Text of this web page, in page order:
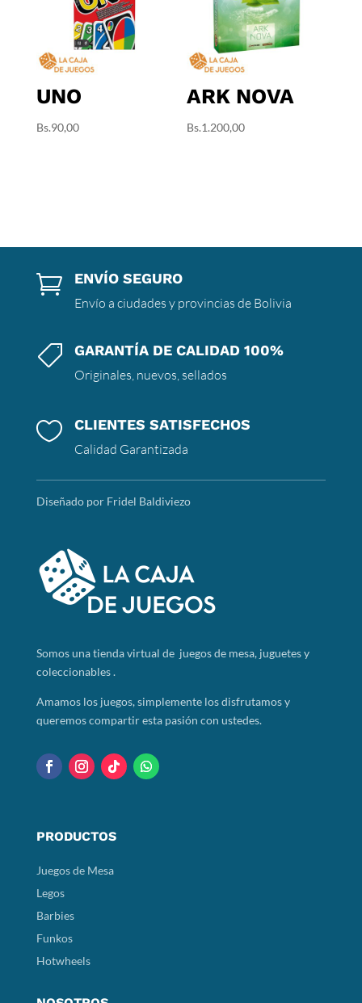
UNO
Bs.90,00
ARK NOVA
Bs.1.200,00
 ENVÍO SEGURO
Envío a ciudades y provincias de Bolivia
 GARANTÍA DE CALIDAD 100%
Originales, nuevos, sellados
 CLIENTES SATISFECHOS
Calidad Garantizada
Diseñado por Fridel Baldiviezo
Somosuna tienda virtual de juegos de mesa, juguetes y
coleccionables .
Amamos los juegos, simplemente los disfrutamos y
queremos compartir esta pasión con ustedes.
PRODUCTOS
Juegos de Mesa
Legos
Barbies
Funkos
Hotwheels